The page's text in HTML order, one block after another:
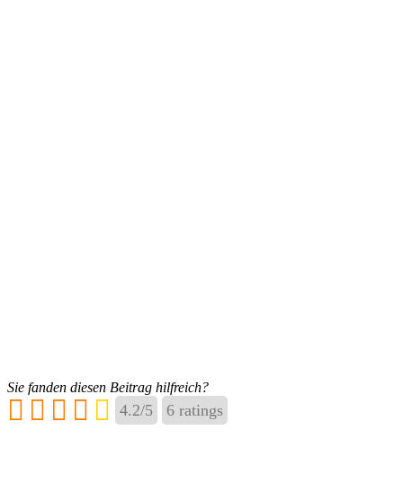
Sie fanden diesen Beitrag hilfreich?
4.2/5 6 ratings